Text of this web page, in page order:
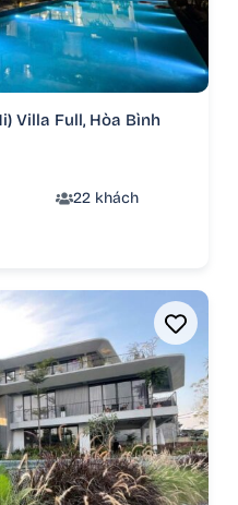
Villa Full, Hòa Bình
22 khách